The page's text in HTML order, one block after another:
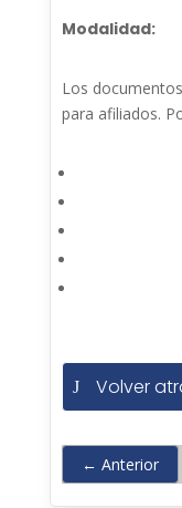
Modalidad:
Los
para afiliados.
Volver
← Anterior